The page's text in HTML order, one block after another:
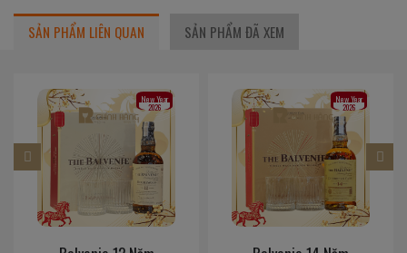
SẢN PHẨM LIÊN QUAN SẢN PHẨM ĐÃ XEM
New Year
2026
New Year
2026